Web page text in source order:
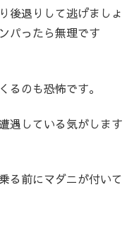
後退りして逃げましょ
パったら無理です
るのも恐怖です。
遇している気がします
る前にマダニが付いて